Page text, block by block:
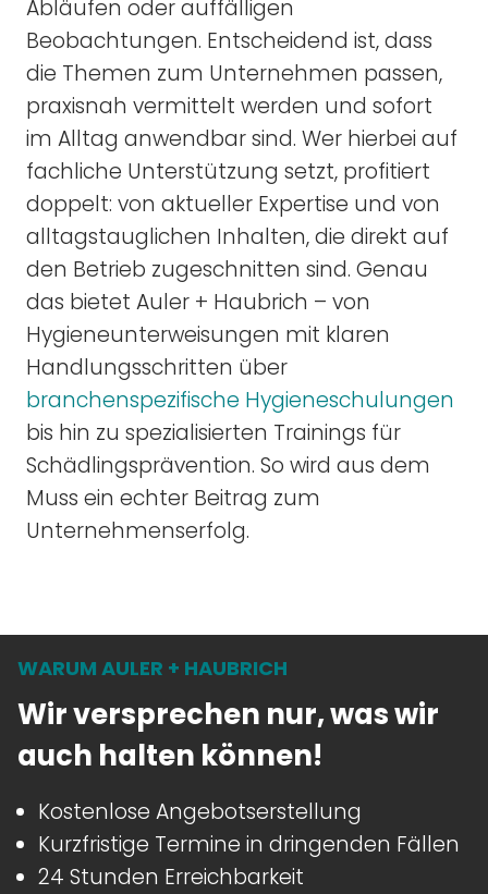
Abläufen oder auffälligen
Beobachtungen. Entscheidend ist, dass
die Themen zum Unternehmen passen,
praxisnah vermittelt werden und sofort
im Alltag anwendbar sind. Wer hierbei auf
fachliche Unterstützung setzt, profitiert
doppelt: von aktueller Expertise und von
alltagstauglichen Inhalten, die direkt auf
den Betrieb zugeschnitten sind. Genau
das bietet Auler + Haubrich – von
Hygieneunterweisungen mit klaren
Handlungsschritten über
branchenspezifische Hygieneschulungen
bis hin zu spezialisierten Trainings für
Schädlingsprävention. So wird aus dem
Muss ein echter Beitrag zum
Unternehmenserfolg.
WARUM AULER + HAUBRICH
Wir versprechen nur, was wir
auch halten können!
Kostenlose Angebotserstellung
Kurzfristige Termine in dringenden Fällen
24 Stunden Erreichbarkeit